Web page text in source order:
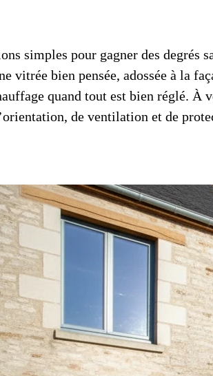
simples pour gagner des degrés
vitrée bien pensée, adossée à la
quand tout est bien réglé. À
de ventilation et de